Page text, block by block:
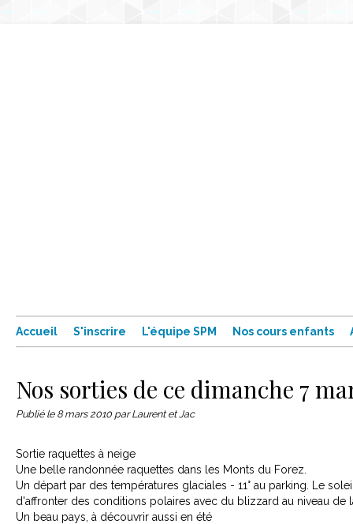
Accueil S'inscrire L'équipe SPM Nos cours enfants
Nos sorties de ce dimanche 7
Publié le 8 mars 2010 par Laurent et Jac
Sortie raquettes à neige
Une belle randonnée raquettes dans les Monts du Forez.
Un départ par des températures glaciales - 11° au parking. Le
d'affronter des conditions polaires avec du blizzard au niveau de
Un beau pays, à découvrir aussi en été